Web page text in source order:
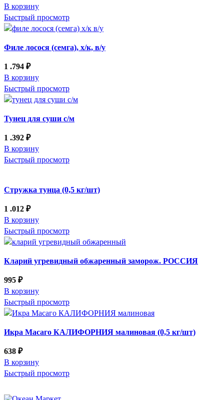
В корзину
Быстрый просмотр
Филе лосося (семга), х/к, в/у
1 .794 ₽
В корзину
Быстрый просмотр
Тунец для суши с/м
1 .392 ₽
В корзину
Быстрый просмотр
Стружка тунца (0,5 кг/шт)
1 .012 ₽
В корзину
Быстрый просмотр
Кларий угревидный обжаренный заморож. РОССИЯ
995 ₽
В корзину
Быстрый просмотр
Икра Масаго КАЛИФОРНИЯ малиновая (0,5 кг/шт)
638 ₽
В корзину
Быстрый просмотр